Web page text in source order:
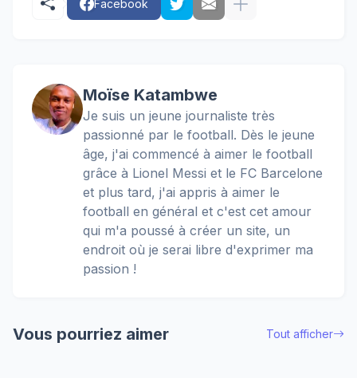
Facebook
Moïse Katambwe
Je suis un jeune journaliste très
passionné par le football. Dès le jeune
âge, j'ai commencé à aimer le football
grâce à Lionel Messi et le FC Barcelone
et plus tard, j'ai appris à aimer le
football en général et c'est cet amour
qui m'a poussé à créer un site, un
endroit où je serai libre d'exprimer ma
passion !
Vous pourriez aimer Tout afficher